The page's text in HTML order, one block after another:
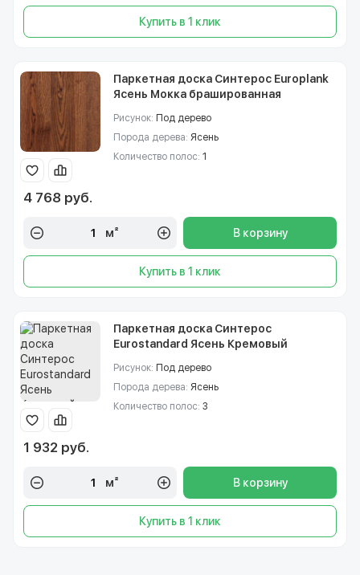
Купить в 1 клик
Паркетная доска Синтерос Europlank
Ясень Мокка брашированная
Рисунок: Под дерево
Порода дерева: Ясень
Количество полос: 1
4 768 руб.
м² В корзину
Купить в 1 клик
Паркетная доска Синтерос
Eurostandard Ясень Кремовый
Рисунок: Под дерево
Порода дерева: Ясень
Количество полос: 3
1 932 руб.
м² В корзину
Купить в 1 клик